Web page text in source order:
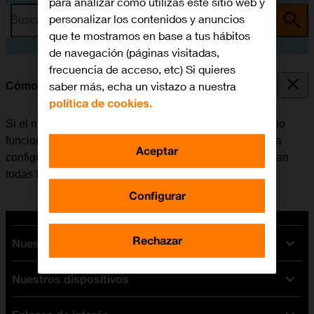
Busca por problema o tema
Cómo restablecer la configuración predeterminada
Si el móvil reacciona lentamente o de alguna manera no
funciona bien, en algunos casos ayuda el restablecer la
configuración predeterminada. De esta manera se borran
todas las configuraciones creadas en el móvil.
Nuestras tarifas
Tarifas Orange
Tarifas fibra y móvil
Nuestros dispositivos
personalizar los contenidos y anuncios
que te mostramos en base a tus hábitos
de navegación (páginas visitadas,
frecuencia de acceso, etc) Si quieres
saber más, echa un vistazo a nuestra
política de cookies.
Configurar
Rechazar
Aceptar